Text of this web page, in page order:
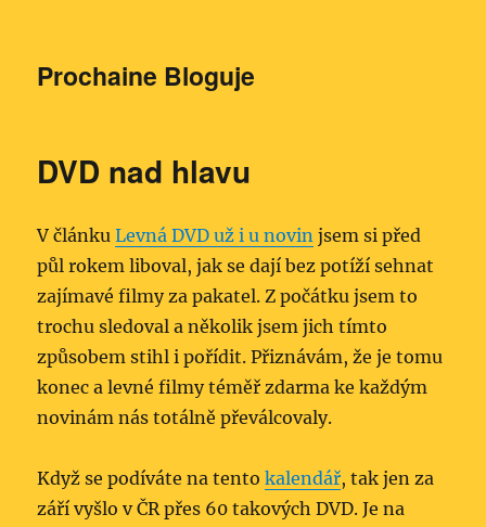
Prochaine Bloguje
DVD nad hlavu
V článkuLevná DVD už i u novin jsem si před
půl rokem liboval, jak se dají bez potíží sehnat
zajímavé filmy za pakatel. Z počátku jsem to
trochu sledoval a několik jsem jich tímto
způsobem stihl i pořídit. Přiznávám, že je tomu
konec a levné filmy téměř zdarma ke každým
novinám nás totálně převálcovaly.
Když se podíváte na tentokalendář, tak jen za
září vyšlo v ČR přes 60 takových DVD. Je na